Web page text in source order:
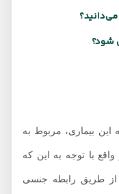
مربوط به
توجه به این که
رابطه جنسی